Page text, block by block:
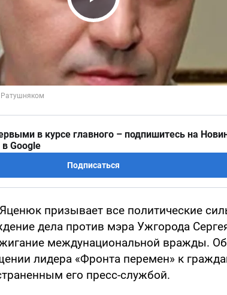
Play Video
в курсе главного – подпишитесь на
в Google
Подписаться
призывает все политические
дела против мэра Ужгорода
междунациональной вражды.
лидера «Фронта перемен» к
его пресс-службой.